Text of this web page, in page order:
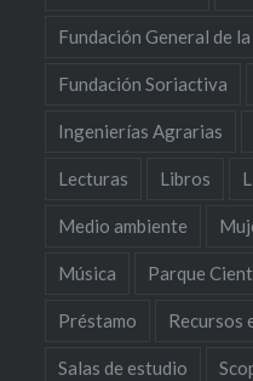
Fundación General de
Fundación Soriactiva
Ingenierías Agrarias
Lecturas Libros
Medio ambiente
Música Parque
Préstamo Recursos
Salas de estudio